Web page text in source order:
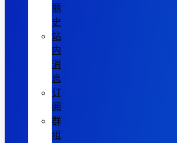
丽
史
站
内
消
息
订
阅
群
组